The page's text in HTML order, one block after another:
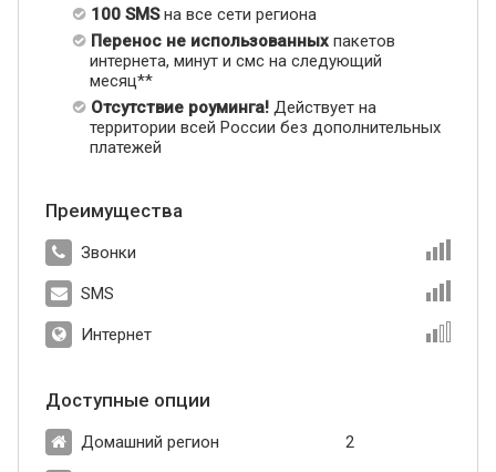
100 SMSна все сети региона
Перенос не использованных пакетов
интернета, минут и смс на следующий
месяц**
Отсутствие роуминга! Действует на
территории всей России без дополнительных
платежей
Преимущества
Звонки
SMS
Интернет
Доступные опции
Домашний регион 2